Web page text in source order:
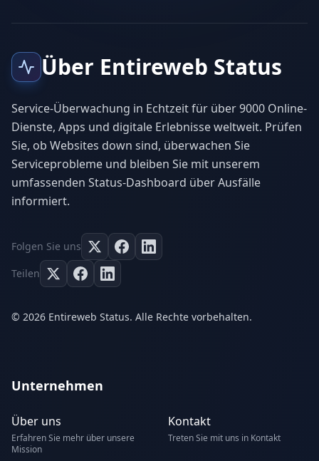
Über Entireweb Status
Service-Überwachung in Echtzeit für über 9000 Online-
Dienste, Apps und digitale Erlebnisse weltweit. Prüfen
Sie, ob Websites down sind, überwachen Sie
Serviceprobleme und bleiben Sie mit unserem
umfassenden Status-Dashboard über Ausfälle
informiert.
Folgen Sie uns
Teilen
© 2026 Entireweb Status. Alle Rechte vorbehalten.
Unternehmen
Über uns
Erfahren Sie mehr über unsere
Mission
Kontakt
Treten Sie mit uns in Kontakt